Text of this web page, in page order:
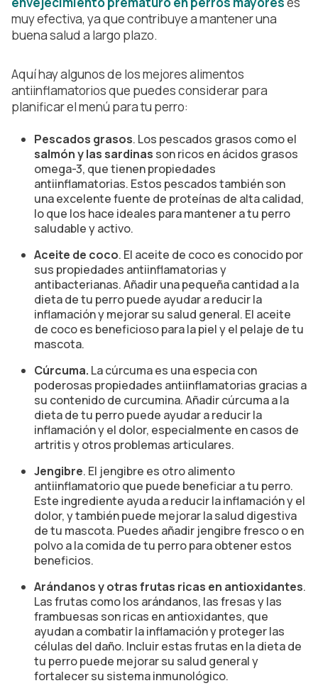
muy efectiva, ya que contribuye a mantener una
buena salud a largo plazo.
Aquí hay algunos de los mejores alimentos
antiinflamatorios que puedes considerar para
planificar el menú para tu perro:
Pescados grasos. Los pescados grasos como el
salmón y las sardinas son ricos en ácidos grasos
omega-3, que tienen propiedades
antiinflamatorias. Estos pescados también son
una excelente fuente de proteínas de alta calidad,
lo que los hace ideales para mantener a tu perro
saludable y activo.
Aceite de coco. El aceite de coco es conocido por
sus propiedades antiinflamatorias y
antibacterianas. Añadir una pequeña cantidad a la
dieta de tu perro puede ayudar a reducir la
inflamación y mejorar su salud general. El aceite
de coco es beneficioso para la piel y el pelaje de tu
mascota.
Cúrcuma. La cúrcuma es una especia con
poderosas propiedades antiinflamatorias gracias a
su contenido de curcumina. Añadir cúrcuma a la
dieta de tu perro puede ayudar a reducir la
inflamación y el dolor, especialmente en casos de
artritis y otros problemas articulares.
Jengibre. El jengibre es otro alimento
antiinflamatorio que puede beneficiar a tu perro.
Este ingrediente ayuda a reducir la inflamación y el
dolor, y también puede mejorar la salud digestiva
de tu mascota. Puedes añadir jengibre fresco o en
polvo a la comida de tu perro para obtener estos
beneficios.
Arándanos y otras frutas ricas en antioxidantes.
Las frutas como los arándanos, las fresas y las
frambuesas son ricas en antioxidantes, que
ayudan a combatir la inflamación y proteger las
células del daño. Incluir estas frutas en la dieta de
tu perro puede mejorar su salud general y
fortalecer su sistema inmunológico.